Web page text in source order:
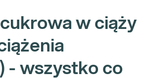
w ciąży
- wszystko co